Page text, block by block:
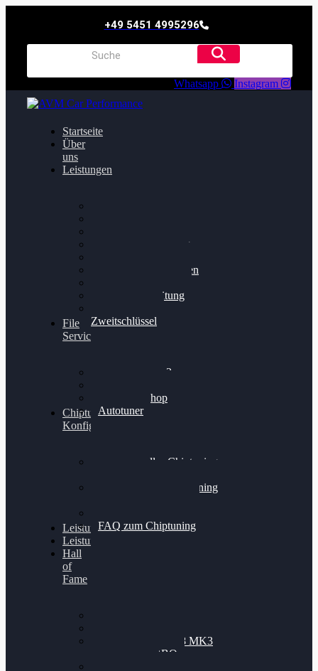
+49 5451 4995296
Whatsapp Instagram
Startseite
Über
uns
Leistungen
Getriebeoptimierung
Bremsscheiben planen
Felgenaufbereitung
Zweitschlüssel
File
Service
Alientech Kess3
Alientech Shop
Autotuner
Chiptuning
Konfigurator
Professionelles Chiptuning
Professionelles Chiptuning
FAQ zum Chiptuning
Leistungsmessung
Leistungsprüfstand
Hall
of
Fame
Nissan GT-R35 3.8 MK3
V6 TWINTURBO